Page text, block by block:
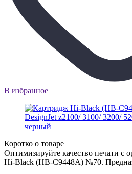
В избранное
Коротко о товаре
Оптимизируйте качество печати с
Hi-Black (HB-C9448A) №70.